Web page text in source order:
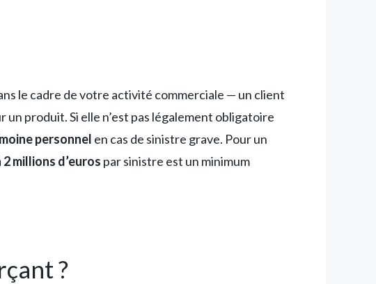
le cadre de votre activité commerciale — un client
produit. Si elle n’est pas légalement obligatoire
personnel en cas de sinistre grave. Pour un
2 millions d’euros par sinistre est un minimum
?